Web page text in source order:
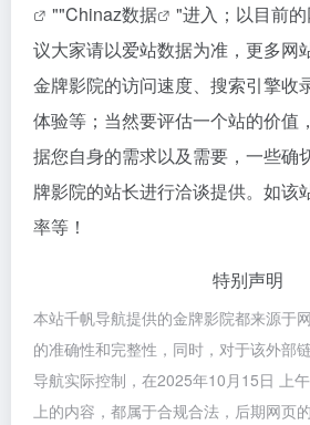
""Chinaz数据
"进入；以目前
议大家请以爱站数据为准，更多网
金牌影院的访问速度、搜索引擎收
体验等；当然要评估一个站的价值
据您自身的需求以及需要，一些确
牌影院的站长进行洽谈提供。如该
率等！
特别声明
本站千帆导航提供的金牌影院都来源于
的准确性和完整性，同时，对于该外部
导航实际控制，在2025年10月15日 上
上的内容，都属于合规合法，后期网页